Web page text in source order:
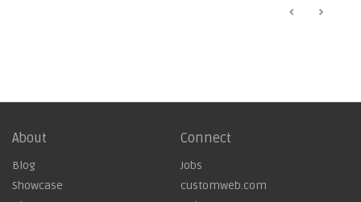
About
Blog
Showcase
Connect
Jobs
customweb.com